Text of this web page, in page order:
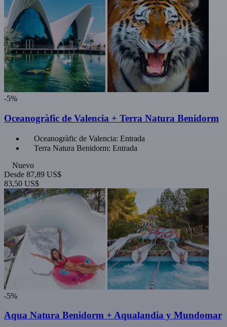
-5%
Oceanogràfic de Valencia + Terra Natura Benidorm
Oceanogràfic de Valencia: Entrada
Terra Natura Benidorm: Entrada
Nuevo
Desde 87,89 US$
83,50 US$
-5%
Aqua Natura Benidorm + Aqualandia y Mundomar